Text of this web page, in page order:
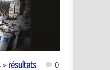
0